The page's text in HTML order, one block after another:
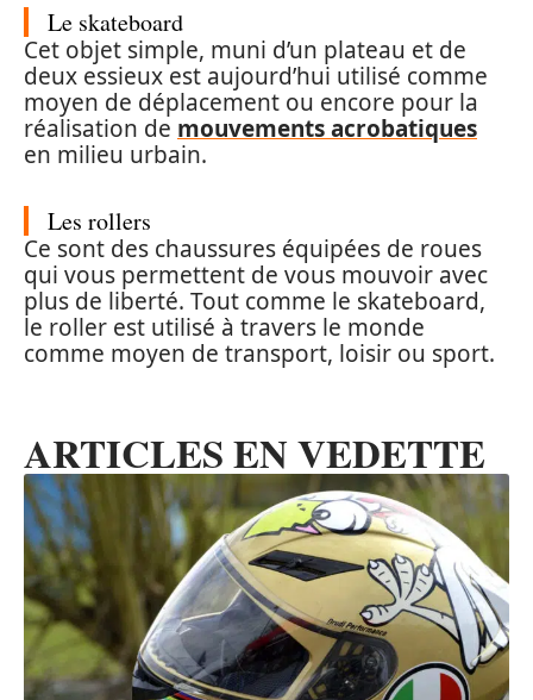
Le skateboard
Cet objet simple, muni d’un plateau et de
deux essieux est aujourd’hui utilisé comme
moyen de déplacement ou encore pour la
réalisation de mouvements acrobatiques
en milieu urbain.
Les rollers
Ce sont des chaussures équipées de roues
qui vous permettent de vous mouvoir avec
plus de liberté. Tout comme le skateboard,
le roller est utilisé à travers le monde
comme moyen de transport, loisir ou sport.
ARTICLES EN VEDETTE